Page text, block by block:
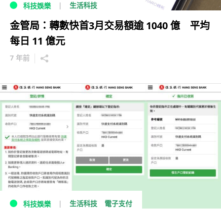
科技娛樂 生活科技
金管局：轉數快首3月交易額逾 1040 億 平均
每日 11 億元
7 年前
科技娛樂 生活科技 電子支付